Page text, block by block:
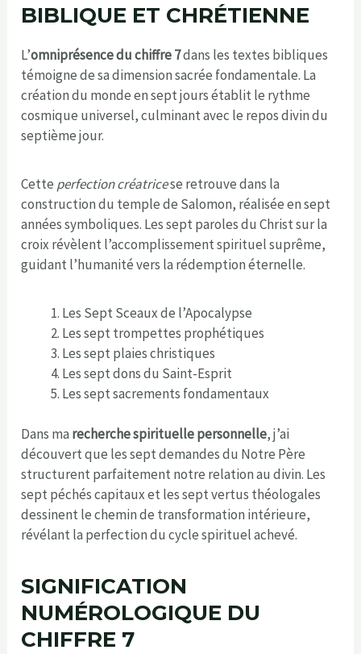
BIBLIQUE ET CHRÉTIENNE
L’omniprésence du chiffre 7dans les textes bibliques
témoigne de sa dimension sacrée fondamentale. La
création du monde en sept jours établit le rythme
cosmique universel, culminant avec le repos divin du
septième jour.
Cette perfection créatricese retrouve dans la
construction du temple de Salomon, réalisée en sept
années symboliques. Les sept paroles du Christ sur la
croix révèlent l’accomplissement spirituel suprême,
guidant l’humanité vers la rédemption éternelle.
Les Sept Sceaux de l’Apocalypse
Les sept trompettes prophétiques
Les sept plaies christiques
Les sept dons du Saint-Esprit
Les sept sacrements fondamentaux
Dans ma recherche spirituelle personnelle, j’ai
découvert que les sept demandes du Notre Père
structurent parfaitement notre relation au divin. Les
sept péchés capitaux et les sept vertus théologales
dessinent le chemin de transformation intérieure,
révélant la perfection du cycle spirituel achevé.
SIGNIFICATION
NUMÉROLOGIQUE DU
CHIFFRE 7